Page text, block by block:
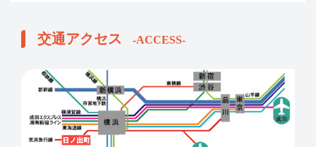
交通アクセス -ACCESS-